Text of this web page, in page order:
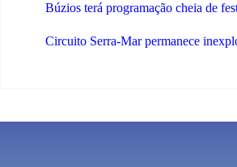
Búzios terá programação cheia de
Circuito Serra-Mar permanece